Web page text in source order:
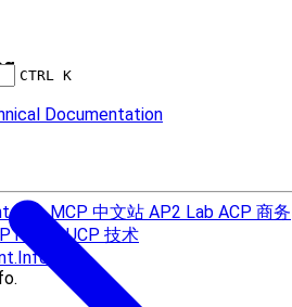
CTRL K
Documentation
InfoMCP 中文站 AP2 Lab ACP 商务
中文UCP 技术